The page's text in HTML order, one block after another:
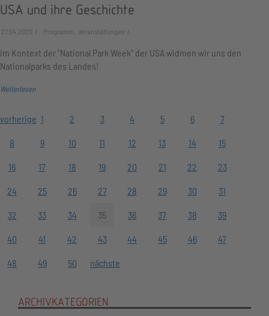
USA und ihre Geschichte
27.04.2020 Programm, Veranstaltungen
Im Kontext der "National Park Week" der USA widmen wir uns den
Nationalparks des Landes!
Weiterlesen
vorherige 1 2 3 4 5 6 7
8 9 10 11 12 13 14 15
16 17 18 19 20 21 22 23
24 25 26 27 28 29 30 31
32 33 34 35 36 37 38 39
40 41 42 43 44 45 46 47
48 49 50 nächste
ARCHIVKATEGORIEN